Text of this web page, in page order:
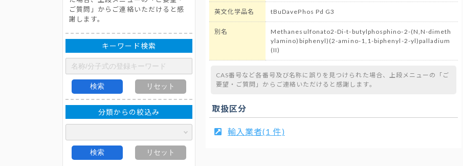
ご質問」からご連絡いただけると感
謝します。
キーワード検索
検索 リセット
分類からの絞込み
検索 リセット
英文化学品名 tBuDavePhos Pd G3
別名
Methanesulfonato2-Di-t-butylphosphino-2-(N,N-dimeth
ylamino)biphenyl)(2-amino-1,1-biphenyl-2-yl)palladium
(II)
CAS番号など各番号及び名称に誤りを見つけられた場合、上段メニューの「ご
要望・ご質問」からご連絡いただけると感謝します。
取扱区分
輸入業者(1 件)